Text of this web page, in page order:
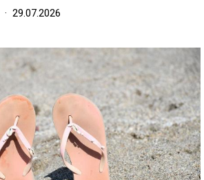
29.07.2026